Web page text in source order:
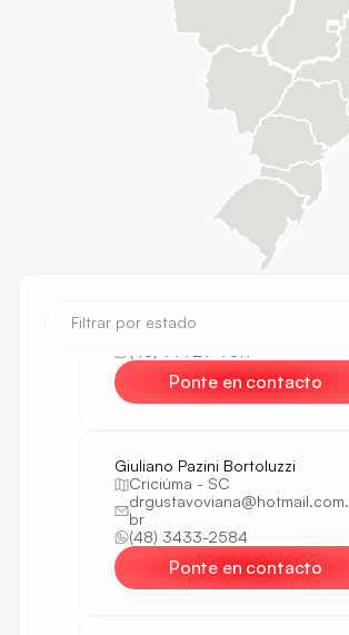
Filtrar por estado
Ponte en contacto
Fabrício Bonotto Mallmann
Florianópolis - SC
fabricio_mallmann@hotmail.co
(48) 99911-3559
Ponte en contacto
Florianópolis - SC
fernandofraiha@yahoo.com.br
Ponte en contacto
Giuliano Pazini Bortoluzzi
Criciúma - SC
drgustavoviana@hotmail.com.
br
(48) 3433-2584
Ponte en contacto